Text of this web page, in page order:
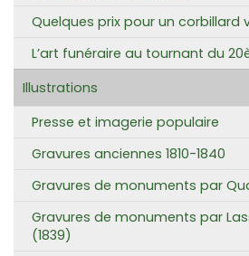
Quelques prix pour un corbillard
L’art funéraire au tournant du
Illustrations
Presse et imagerie populaire
Gravures anciennes 1810-1840
Gravures de monuments par
Gravures de monuments par
(1839)